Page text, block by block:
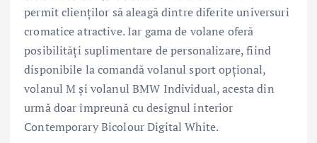
permit clienților să aleagă dintre diferite universuri
cromatice atractive. Iar gama de volane oferă
posibilități suplimentare de personalizare, fiind
disponibile la comandă volanul sport opțional,
volanul M și volanul BMW Individual, acesta din
urmă doar împreună cu designul interior
Contemporary Bicolour Digital White.